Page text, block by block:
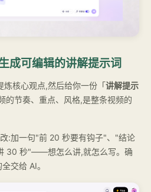
成可编辑的讲解提示词
炼核心观点,然后给你一份「讲解提示
节奏、重点、风格,是整条视频的
:加一句"前 20 秒要有钩子"、"结论
30 秒"——想怎么讲,就怎么写。确
交给 AI。